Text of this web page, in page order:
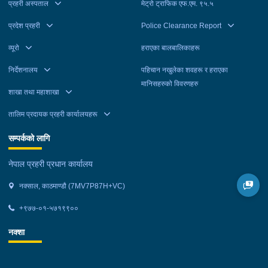
बाट, कमलालाई काठमाडौं महानगरपालिका-२६ बाट र तुलसीरामलाई काठमाडौं
महानगरपालिका-९ बाट बुधबार पक्राउ गरेको हो । उनीहरूलाई आवश्यक
पठाइएको छ ।
प्रहरी अस्पताल
प्रदेश प्रहरी
व्यूरो
निर्देशनालय
शाखा तथा महाशाखा
तालिम प्रदायक प्रहरी कार्यालयहरू
मेट्रो ट्राफिक एफ.एम. ९५.५
Police Clearance Report
हराएका बालबालिकाहरू
पहिचान नखुलेका शवहरू र हराएका
मानिसहरुको विवरणहरु
सम्पर्कको लागि
नेपाल प्रहरी प्रधान कार्यालय
नक्साल, काठमाण्डौ (7MV7P87H+VC)
+९७७-०१-५७१९९००
नक्शा